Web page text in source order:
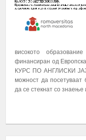
високото
финансиран од
КУРС ПО АНГЛИСКИ
можност да посетуваат
да се стекнат со знаење